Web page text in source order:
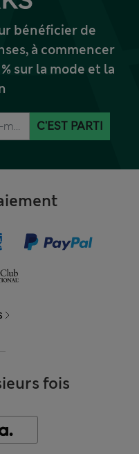
bénéficier de
à commencer
sur la mode et la
C'EST PARTI
fois